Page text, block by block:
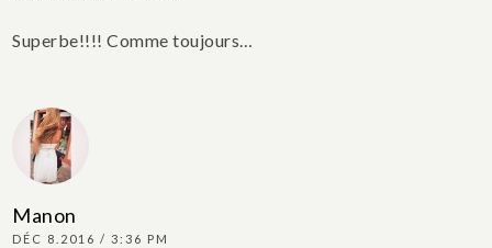
Superbe!!!! Comme toujours…
Manon
DÉC 8.2016 / 3:36 PM